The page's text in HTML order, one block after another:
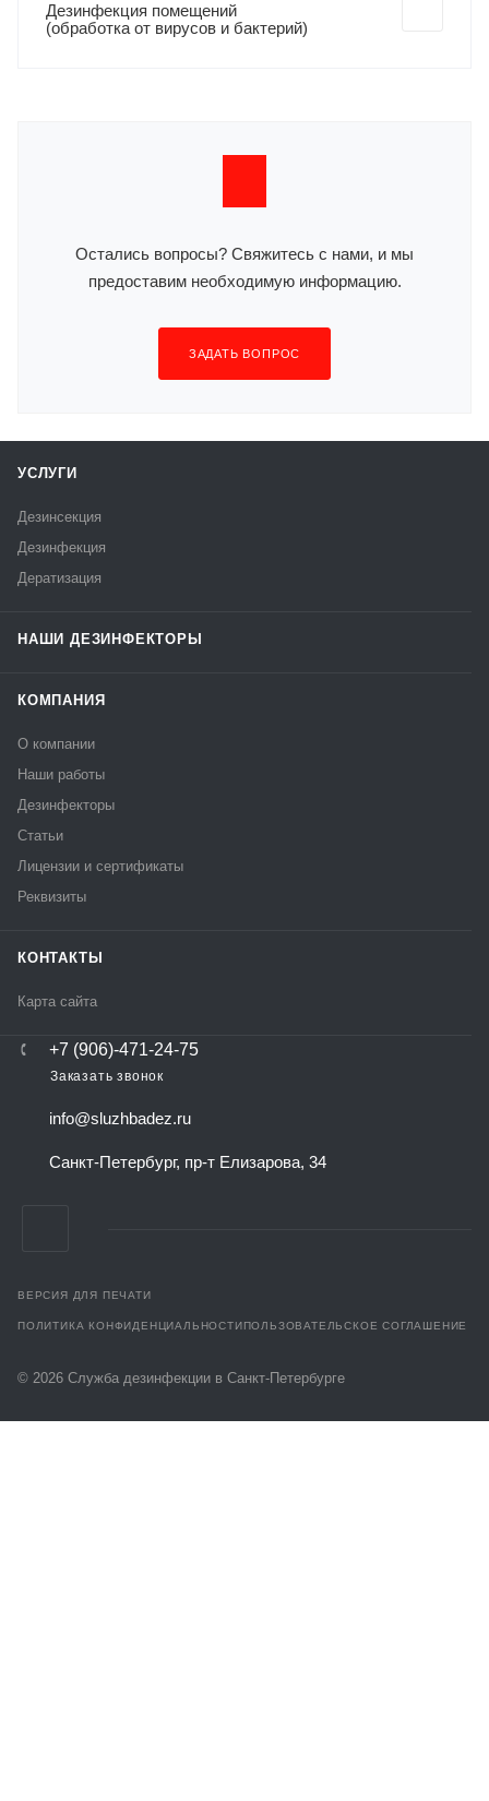
Дезинфекция помещений
(обработка от вирусов и бактерий)
Остались вопросы? Свяжитесь с нами, и мы
предоставим необходимую информацию.
ЗАДАТЬ ВОПРОС
УСЛУГИ
Дезинсекция
Дезинфекция
Дератизация
НАШИ ДЕЗИНФЕКТОРЫ
КОМПАНИЯ
О компании
Наши работы
Дезинфекторы
Статьи
Лицензии и сертификаты
Реквизиты
КОНТАКТЫ
Карта сайта
+7 (906)-471-24-75
Заказать звонок
info@sluzhbadez.ru
Санкт-Петербург, пр-т Елизарова, 34
ВЕРСИЯ ДЛЯ ПЕЧАТИ
ПОЛИТИКА КОНФИДЕНЦИАЛЬНОСТИПОЛЬЗОВАТЕЛЬСКОЕ СОГЛАШЕНИЕ
© 2026 Служба дезинфекции в Санкт-Петербурге